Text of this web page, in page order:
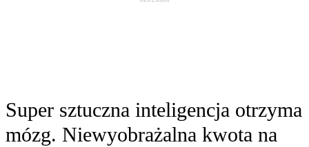
Super sztuczna inteligencja otrzyma
mózg. Niewyobrażalna kwota na